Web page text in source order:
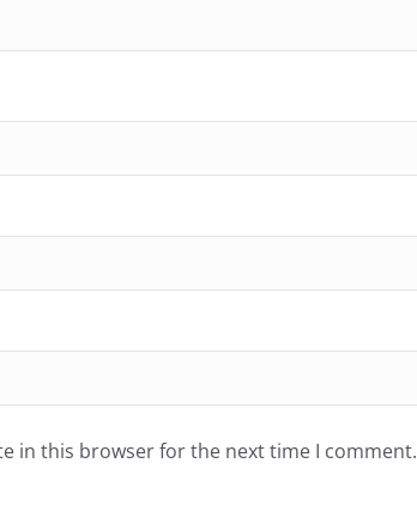
in this browser for the next time I comment.